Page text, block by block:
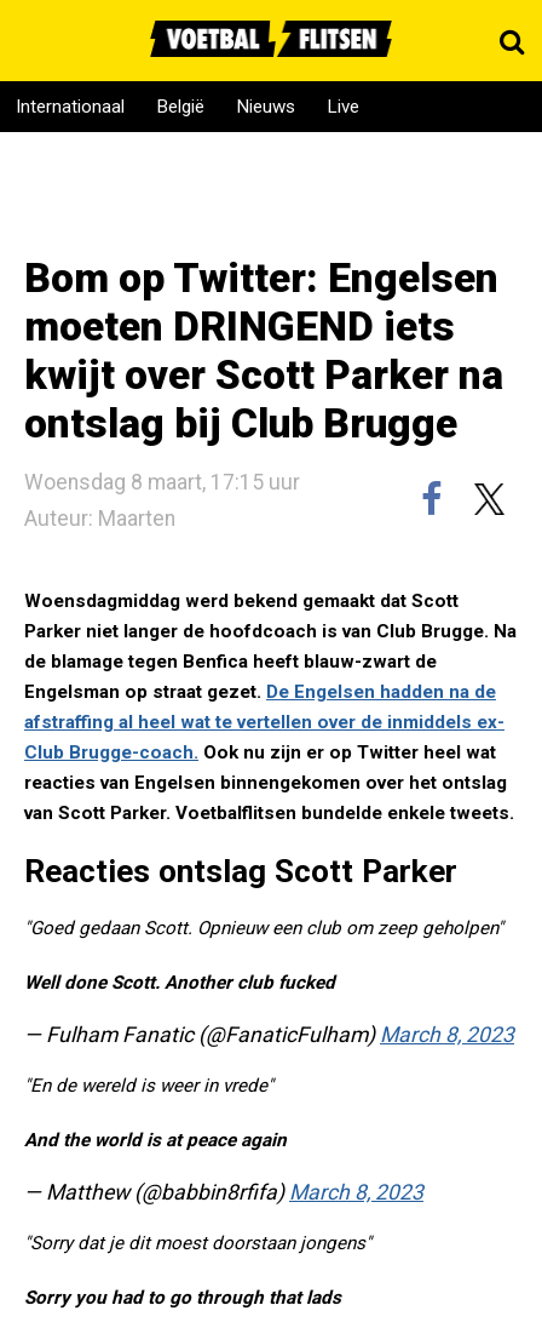
Internationaal België Nieuws Live
Bom op Twitter: Engelsen
moeten DRINGEND iets
kwijt over Scott Parker na
ontslag bij Club Brugge
Woensdag 8 maart, 17:15 uur
Auteur: Maarten
Woensdagmiddag werd bekend gemaakt dat Scott
Parker niet langer de hoofdcoach is van Club Brugge. Na
de blamage tegen Benfica heeft blauw-zwart de
Engelsman op straat gezet. De Engelsen hadden na de
afstraffing al heel wat te vertellen over de inmiddels ex-
Club Brugge-coach. Ook nu zijn er op Twitter heel wat
reacties van Engelsen binnengekomen over het ontslag
van Scott Parker. Voetbalflitsen bundelde enkele tweets.
Reacties ontslag Scott Parker
"Goed gedaan Scott. Opnieuw een club om zeep geholpen"
Well done Scott. Another club fucked
— Fulham Fanatic (@FanaticFulham) March 8, 2023
"En de wereld is weer in vrede"
And the world is at peace again
— Matthew (@babbin8rfifa) March 8, 2023
"Sorry dat je dit moest doorstaan jongens"
Sorry you had to go through that lads